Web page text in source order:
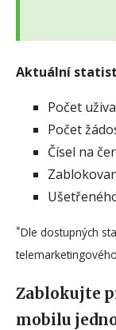
Aktuální
Počet
Počet
Čísel na
*Dle dostupných
Zablokujte
mobilu